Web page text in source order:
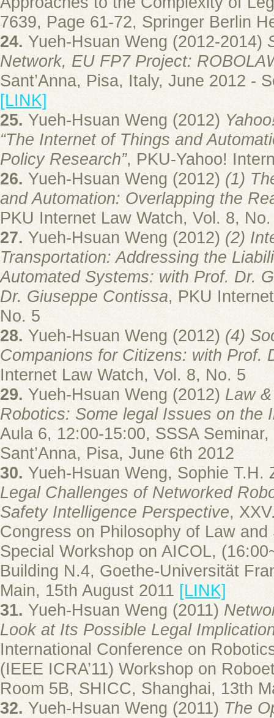
7639, Page 61-72, Springer Berlin
24. Yueh-Hsuan Weng (2012-2014)
Network, EU FP7 Project:
Sant’Anna, Pisa, Italy, June 2012 -
[LINK]
25. Yueh-Hsuan Weng (2012)
“The Internet of Things and
Policy Research”, PKU-Yahoo!
26. Yueh-Hsuan Weng (2012) (1)
and Automation: Overlapping the
PKU Internet Law Watch, Vol. 8,
27. Yueh-Hsuan Weng (2012)(2)
Transportation: Addressing the
Automated Systems: with Prof. Dr.
Dr. Giuseppe Contissa, PKU
No. 5
28.Yueh-Hsuan Weng (2012)(4)
Companions for Citizens: with Prof.
Internet Law Watch, Vol. 8, No. 5
29.Yueh-Hsuan Weng (2012)Law
Robotics: Some legal Issues on the
Aula 6, 12:00-15:00, SSSA
Sant’Anna, Pisa, June 6th 2012
30. Yueh-Hsuan Weng, Sophie T.H.
Legal Challenges of Networked
Safety Intelligence Perspective,
Congress on Philosophy of Law
Special Workshop on AICOL,
Building N.4, Goethe-Universität
Main, 15th August 2011 [LINK]
31. Yueh-Hsuan Weng (2011)
Look at Its Possible Legal
International Conference on
(IEEE ICRA’11) Workshop on
Room 5B, SHICC, Shanghai, 13th
32. Yueh-Hsuan Weng (2011) The